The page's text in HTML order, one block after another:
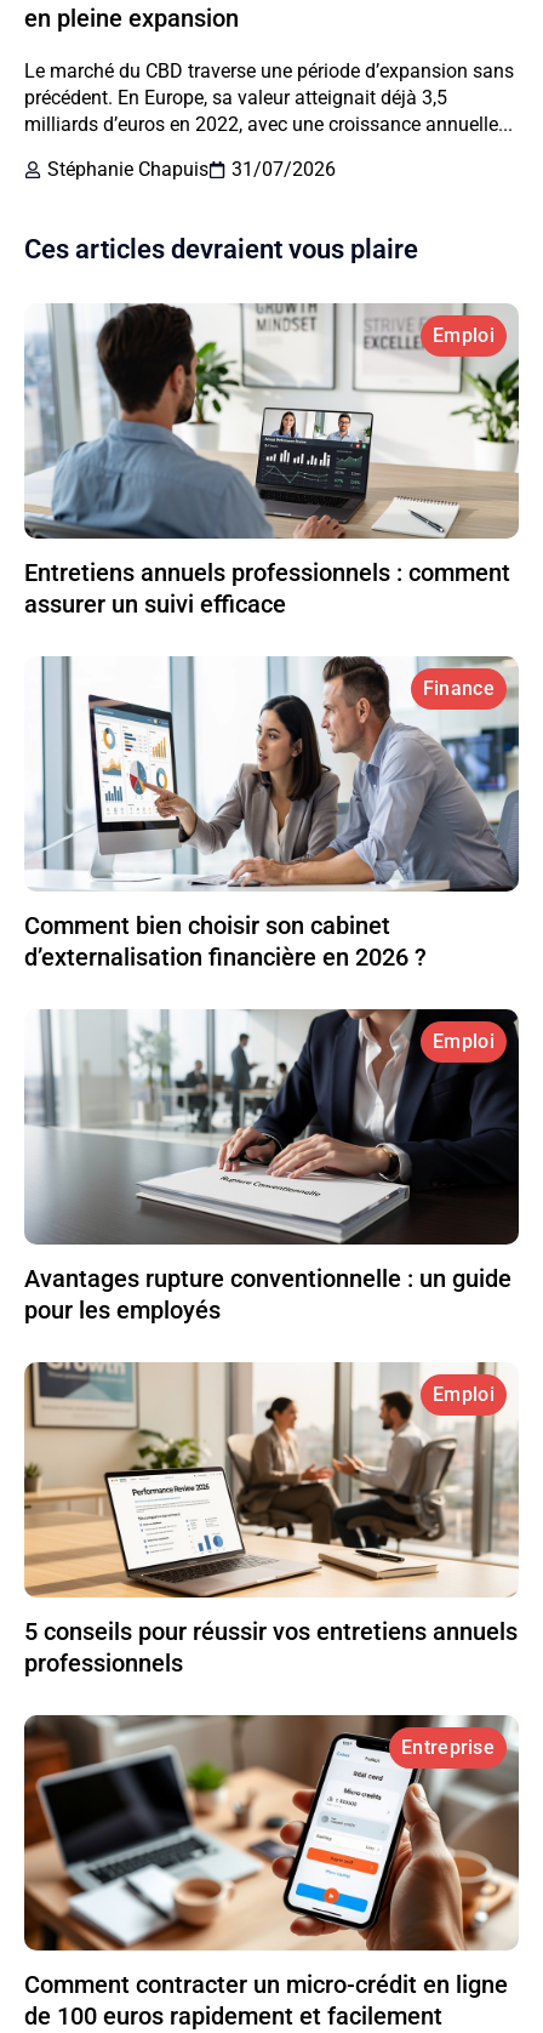
en pleine expansion
Le marché du CBD traverse une période d’expansion sans
précédent. En Europe, sa valeur atteignait déjà 3,5
milliards d’euros en 2022, avec une croissance annuelle...
Stéphanie Chapuis
31/07/2026
Ces articles devraient vous plaire
Emploi
Entretiens annuels professionnels : comment
assurer un suivi efficace
Finance
Comment bien choisir son cabinet
d’externalisation financière en 2026 ?
Emploi
Avantages rupture conventionnelle : un guide
pour les employés
Emploi
5 conseils pour réussir vos entretiens annuels
professionnels
Entreprise
Comment contracter un micro-crédit en ligne
de 100 euros rapidement et facilement